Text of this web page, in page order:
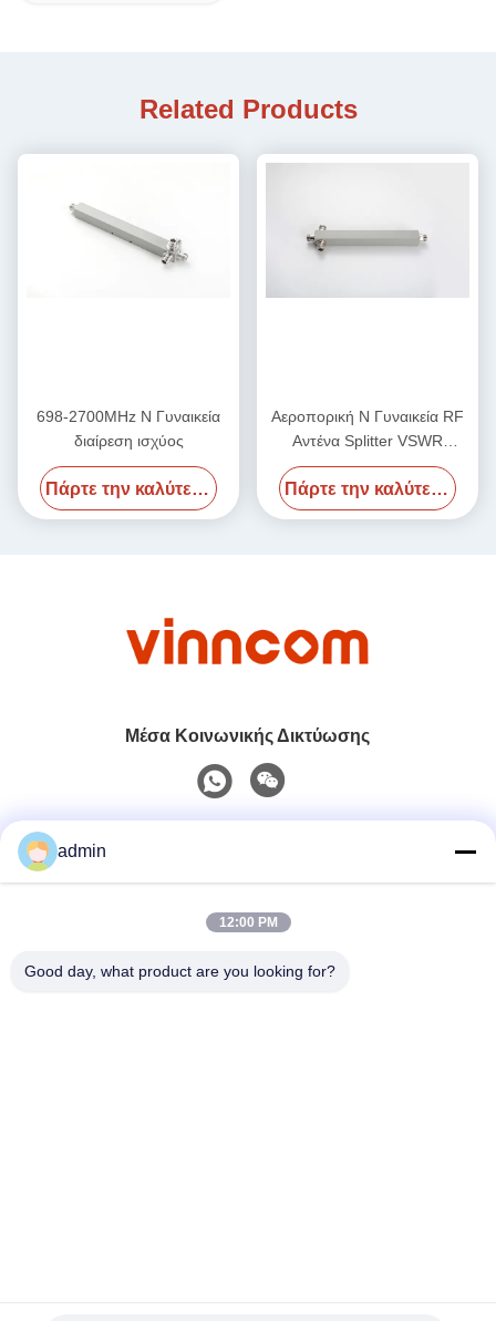
Related Products
698-2700MHz N Γυναικεία
διαίρεση ισχύος
Πάρτε την καλύτερη τιμή
Αεροπορική N Γυναικεία RF
Αντένα Splitter VSWR
Λιγότερο 1.25 / Λιγότερο 1.3
700-4000MHz
Πάρτε την καλύτερη τιμή
Μέσα Κοινωνικής Δικτύωσης
0086-551-65396351
admin
12:00 PM
Good day, what product are you looking for?